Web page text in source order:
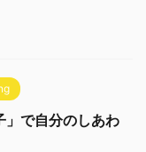
」で自分のしあわ